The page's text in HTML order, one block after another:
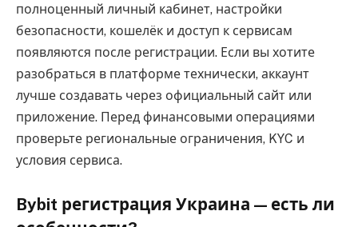
полноценный личный кабинет, настройки
безопасности, кошелёк и доступ к сервисам
появляются после регистрации. Если вы хотите
разобраться в платформе технически, аккаунт
лучше создавать через официальный сайт или
приложение. Перед финансовыми операциями
проверьте региональные ограничения, KYC и
условия сервиса.
Bybit регистрация Украина — есть ли